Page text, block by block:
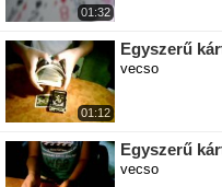
01:32
01:12
Egyszerű
vecso
Egyszerű
vecso